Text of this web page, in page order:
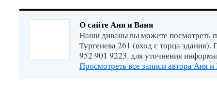
О сайте Аня и Ваня
Наши диваны вы можете посмотреть
Тургенева 261 (вход с торца здания).
952 901 9223. для уточнения
Просмотреть все записи автора Аня